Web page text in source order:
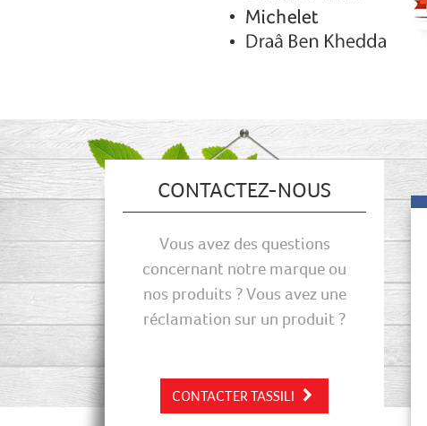
CONTACTEZ-NOUS
Vous avez des questions
concernant notre marque ou
nos produits ? Vous avez une
réclamation sur un produit ?
CONTACTER TASSILI